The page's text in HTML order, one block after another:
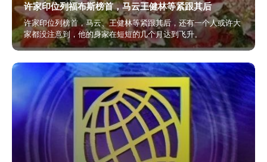
许家印位列福布斯榜首，马云王健林等紧跟其后
许家印位列榜首，马云、王健林等紧跟其后，还有一个人或许大
家都没注意到，他的身家在短短的几个月达到飞升。
2024年4月12日